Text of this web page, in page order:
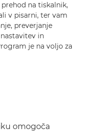
na tiskalnik,
v pisarni, ter vam
preverjanje
in
je na voljo za
omogoča